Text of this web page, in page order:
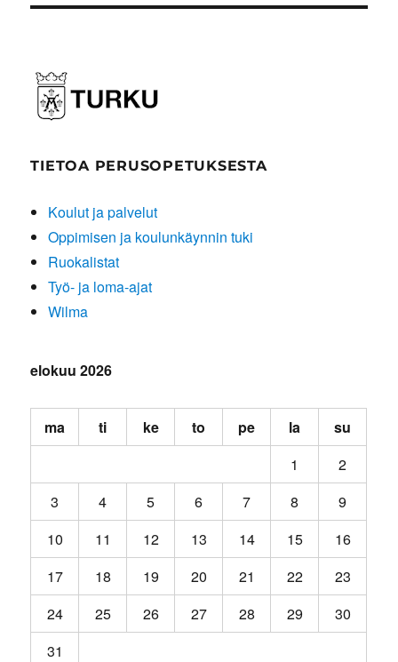
TIETOA PERUSOPETUKSESTA
Koulut ja palvelut
Oppimisen ja koulunkäynnin tuki
Ruokalistat
Työ- ja loma-ajat
Wilma
elokuu 2026
ma ti ke to pe la
su
1
2
3
4 5 6 7 8
9
10
11 12 13 14 15
16
17
18 19 20 21 22
23
24
25 26 27 28 29
30
31